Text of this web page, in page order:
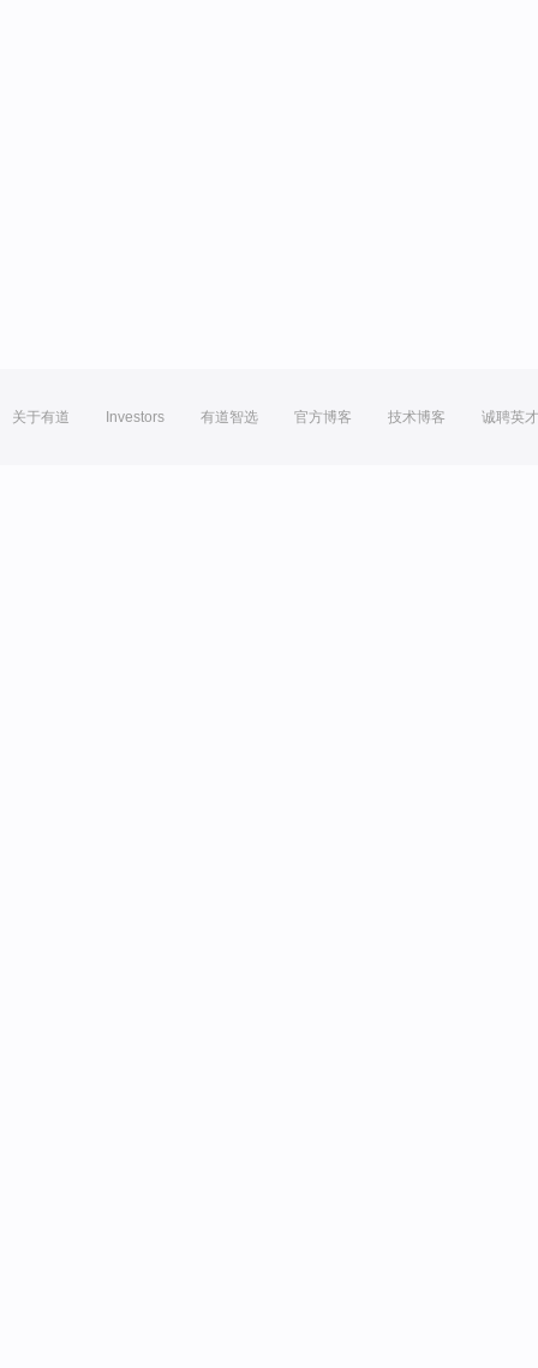
关于有道 Investors 有道智选 官方博客 技术博客 诚聘英才